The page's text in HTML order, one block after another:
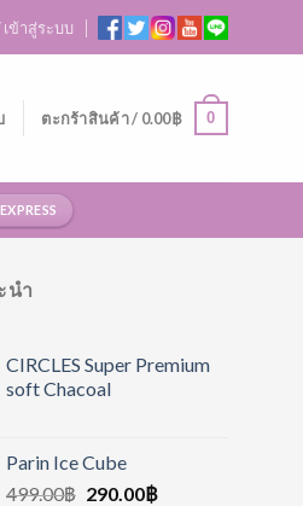
ข้าสู่ระบบ
ตะกร้าสินค้า / 0.00฿ 0
นำ
CIRCLES Super Premium
soft Chacoal
Parin Ice Cube
499.00฿ 290.00฿